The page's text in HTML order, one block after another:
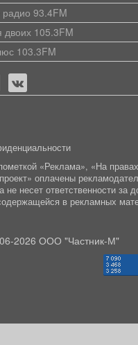
93.4FM
двоих 105.3FM
103.3FM
«Реклама», «На
оплачены
не несет ответственности за
в рекламных
2026 ООО "Частник-М"